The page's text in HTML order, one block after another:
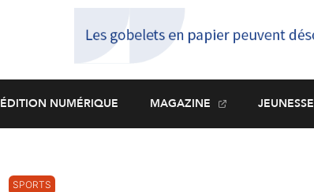
ÉDITION NUMÉRIQUE MAGAZINE JEUNESSE
SPORTS